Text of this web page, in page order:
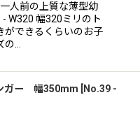
人前の上質な薄型幼
W320 幅320ミリのト
ができるくらいのお子
…
ガー 幅350mm
No.39 -